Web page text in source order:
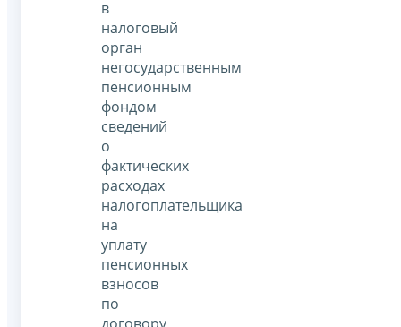
в
налоговый
орган
негосударственным
пенсионным
фондом
сведений
о
фактических
расходах
налогоплательщика
на
уплату
пенсионных
взносов
по